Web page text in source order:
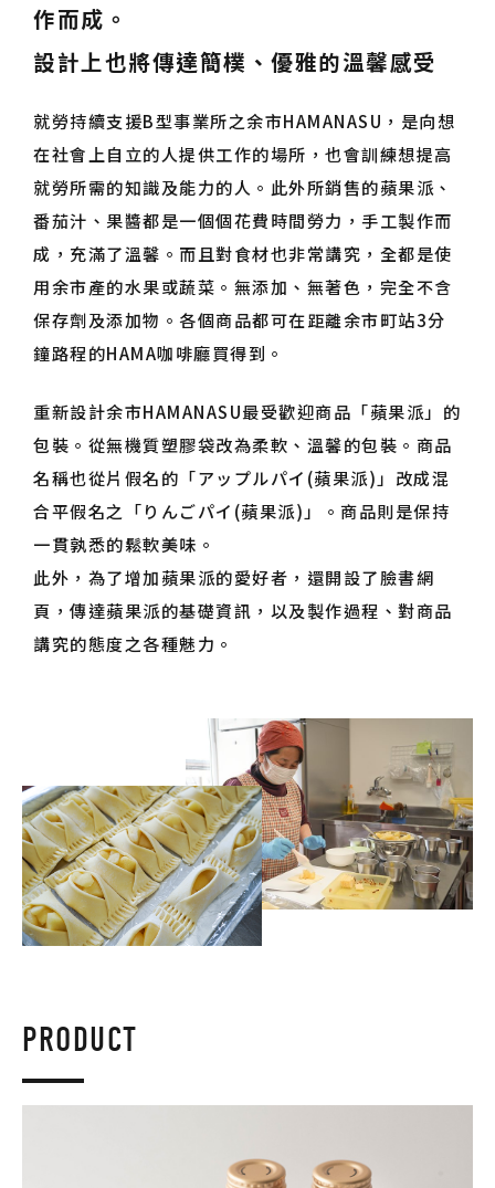
作而成。
設計上也將傳達簡樸、優雅的溫馨感受
就勞持續支援B型事業所之余市HAMANASU，是向想
在社會上自立的人提供工作的場所，也會訓練想提高
就勞所需的知識及能力的人。此外所銷售的蘋果派、
番茄汁、果醬都是一個個花費時間勞力，手工製作而
成，充滿了溫馨。而且對食材也非常講究，全都是使
用余市產的水果或蔬菜。無添加、無著色，完全不含
保存劑及添加物。各個商品都可在距離余市町站3分
鐘路程的HAMA咖啡廳買得到。
重新設計余市HAMANASU最受歡迎商品「蘋果派」的
包裝。從無機質塑膠袋改為柔軟、溫馨的包裝。商品
名稱也從片假名的「アップルパイ(蘋果派)」改成混
合平假名之「りんごパイ(蘋果派)」。商品則是保持
一貫孰悉的鬆軟美味。
此外，為了增加蘋果派的愛好者，還開設了臉書網
頁，傳達蘋果派的基礎資訊，以及製作過程、對商品
講究的態度之各種魅力。
PRODUCT